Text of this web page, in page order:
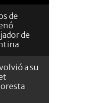
de
de
a su